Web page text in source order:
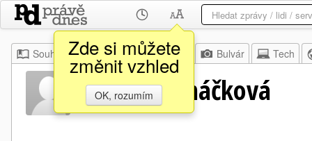
Zde si můžete
změnit vzhled
OK, rozumím
Souhrn Moje Z domova Bulvár Tech
Ivana Macháčková